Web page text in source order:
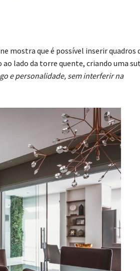
mostra que é possível inserir quadros
ao lado da torre quente, criando uma
e personalidade, sem interferir na